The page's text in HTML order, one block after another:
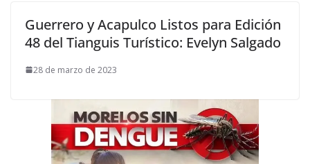
Guerrero y Acapulco Listos para Edición
48 del Tianguis Turístico: Evelyn Salgado
28 de marzo de 2023